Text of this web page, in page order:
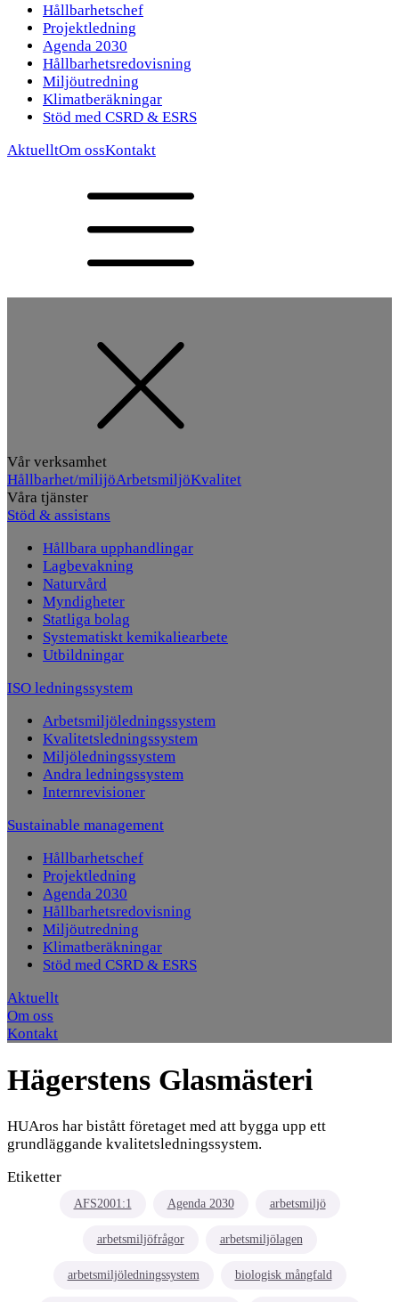
Hållbarhetschef
Projektledning
Agenda 2030
Hållbarhetsredovisning
Miljöutredning
Klimatberäkningar
Stöd med CSRD & ESRS
AktuelltOm ossKontakt
Vår verksamhet
Hållbarhet/milijöArbetsmiljöKvalitet
Våra tjänster
Stöd & assistans
Hållbara upphandlingar
Lagbevakning
Naturvård
Myndigheter
Statliga bolag
Systematiskt kemikaliearbete
Utbildningar
ISO ledningssystem
Arbetsmiljöledningssystem
Kvalitetsledningssystem
Miljöledningssystem
Andra ledningssystem
Internrevisioner
Sustainable management
Hållbarhetschef
Projektledning
Agenda 2030
Hållbarhetsredovisning
Miljöutredning
Klimatberäkningar
Stöd med CSRD & ESRS
Aktuellt
Om oss
Kontakt
Hägerstens Glasmästeri
HUAros har bistått företaget med att bygga upp ett
grundläggande kvalitetsledningssystem.
Etiketter
AFS2001:1 Agenda 2030 arbetsmiljö
arbetsmiljöfrågor arbetsmiljölagen
arbetsmiljöledningssystem biologisk mångfald